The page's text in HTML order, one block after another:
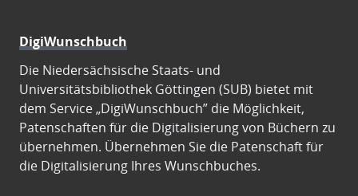
DigiWunschbuch
Die Niedersächsische Staats- und
Universitätsbibliothek Göttingen (SUB) bietet mit
dem Service „DigiWunschbuch” die Möglichkeit,
Patenschaften für die Digitalisierung von Büchern zu
übernehmen. Übernehmen Sie die Patenschaft für
die Digitalisierung Ihres Wunschbuches.